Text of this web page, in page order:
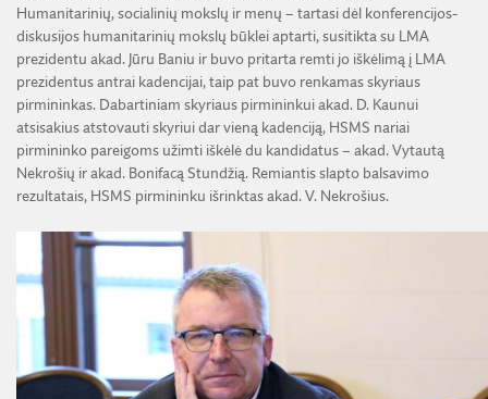
Humanitarinių, socialinių mokslų ir menų – tartasi dėl konferencijos-
diskusijos humanitarinių mokslų būklei aptarti, susitikta su LMA
prezidentu akad. Jūru Baniu ir buvo pritarta remti jo iškėlimą į LMA
prezidentus antrai kadencijai, taip pat buvo renkamas skyriaus
pirmininkas. Dabartiniam skyriaus pirmininkui akad. D. Kaunui
atsisakius atstovauti skyriui dar vieną kadenciją, HSMS nariai
pirmininko pareigoms užimti iškėlė du kandidatus – akad. Vytautą
Nekrošių ir akad. Bonifacą Stundžią. Remiantis slapto balsavimo
rezultatais, HSMS pirmininku išrinktas akad. V. Nekrošius.